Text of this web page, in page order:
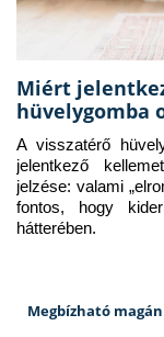
Miért
hüvelygomba
A visszatérő
jelentkező
jelzése: valami
fontos, hogy
hátterében.
Megbízható